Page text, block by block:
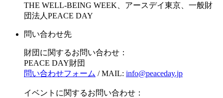
THE WELL-BEING WEEK、アースデイ東京、一般財
団法人PEACE DAY
問い合わせ先
財団に関するお問い合わせ：
PEACE DAY財団
問い合わせフォーム / MAIL: info@peaceday.jp
イベントに関するお問い合わせ：